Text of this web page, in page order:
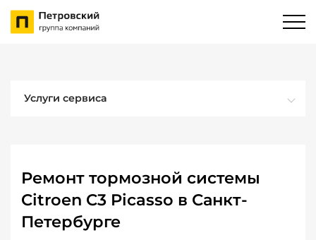
Услуги сервиса
Ремонт тормозной системы
Citroen C3 Picasso в Санкт-
Петербурге